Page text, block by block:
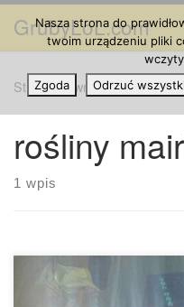
Przejdź do treści
GrubyLoL.com
Strona główna » rośliny
rośliny
1 wpis
Nasza strona do
twoim urządzeniu pliki
Zgoda
Odrzuć